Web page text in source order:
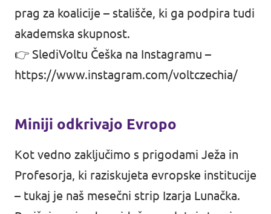
izzive, kot so podnebne spremembe,
digitalizacija in socialna pravičnost, ter zgraditi
enotno Evropo na temeljih solidarnosti in
Volt Ljubljana
prag za koalicije – stališče, ki ga podpira tudi
akademska skupnost.
👉 SlediVoltu Češka na Instagramu –
https://www.instagram.com/voltczechia/
Miniji odkrivajo Evropo
Kot vedno zaključimo s prigodami Ježa in
Profesorja, ki raziskujeta evropske institucije
– tukaj je naš mesečni strip Izarja Lunačka.